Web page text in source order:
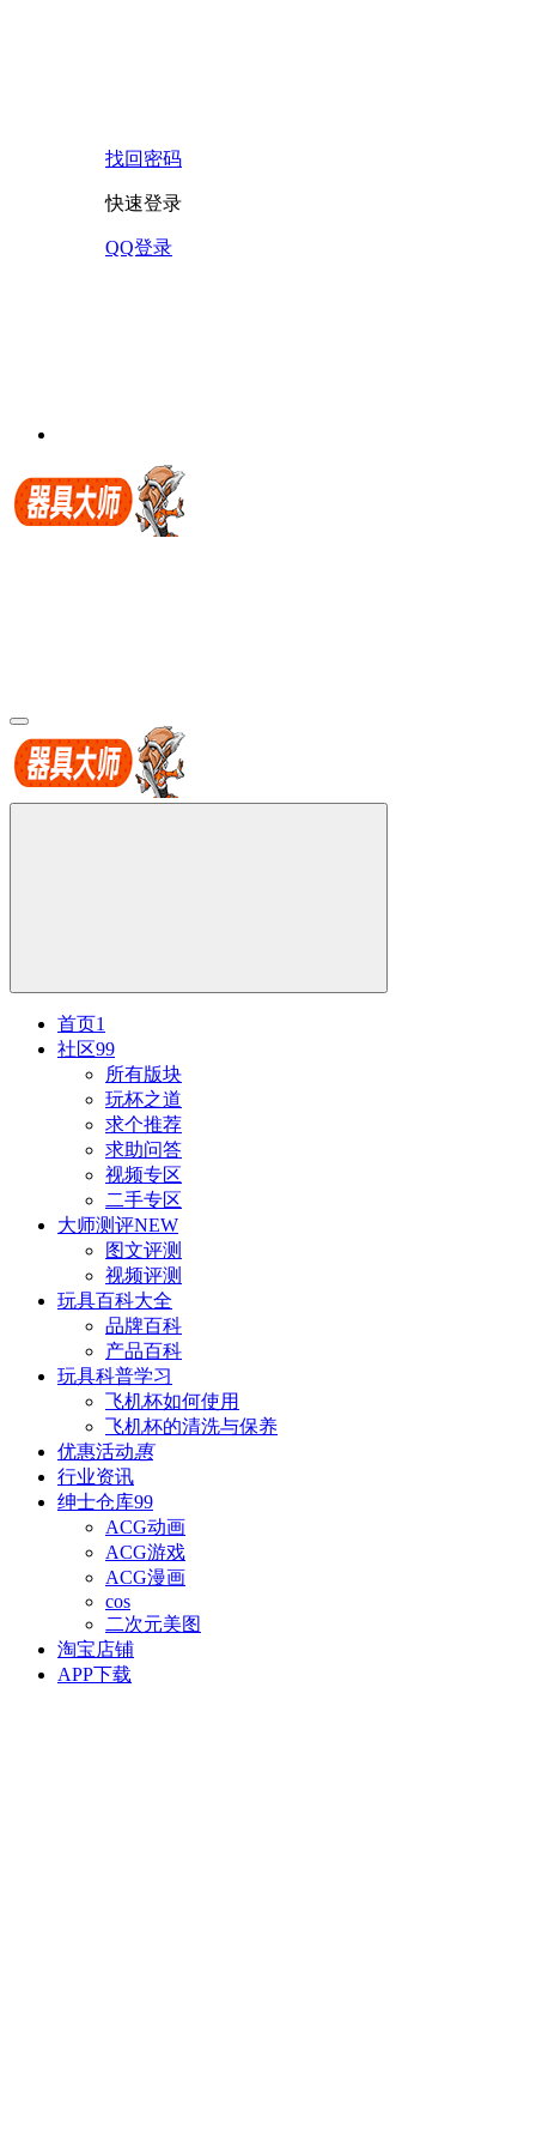
找回密码
快速登录
QQ登录
首页1
社区99
所有版块
玩杯之道
求个推荐
求助问答
视频专区
二手专区
大师测评NEW
图文评测
视频评测
玩具百科大全
品牌百科
产品百科
玩具科普学习
飞机杯如何使用
飞机杯的清洗与保养
优惠活动惠
行业资讯
绅士仓库99
ACG动画
ACG游戏
ACG漫画
cos
二次元美图
淘宝店铺
APP下载